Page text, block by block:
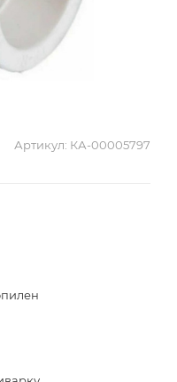
Артикул: КА-00005797